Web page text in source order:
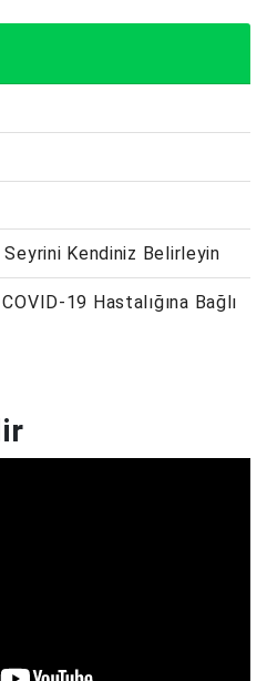
Seyrini Kendiniz Belirleyin
19 Hastalığına Bağlı